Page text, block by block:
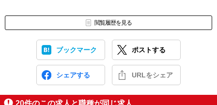
閲覧履歴を見る
ブックマーク ポストする
シェアする URLをシェア
20件のこの求人と職種が同じ求人